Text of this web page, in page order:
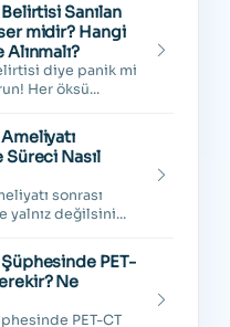
Sanılan
midir? Hangi
diye panik mi
Her öksü...
Süreci Nasıl
sonrası
yalnız değilsini...
PET-
Ne
PET-CT